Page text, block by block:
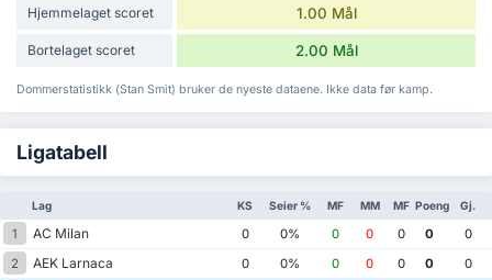
Hjemmelaget scoret 1.00 Mål
Bortelaget scoret 2.00 Mål
Dommerstatistikk (Stan Smit) bruker de nyeste dataene. Ikke data før kamp.
Ligatabell
Lag KS Seier % MF MM MF Poeng Gj.
1 AC Milan 0 0% 0 0 0 0
0
2
AEK Larnaca 0 0% 0 0 0 0
0